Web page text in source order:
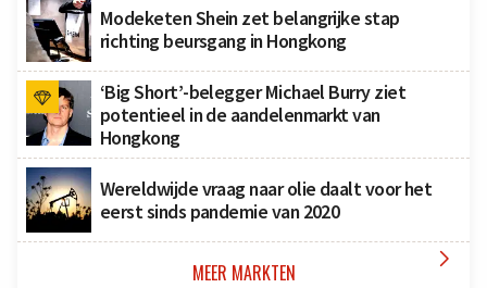
Modeketen Shein zet belangrijke stap
richting beursgang in Hongkong
‘Big Short’-belegger Michael Burry ziet
potentieel in de aandelenmarkt van
Hongkong
Wereldwijde vraag naar olie daalt voor het
eerst sinds pandemie van 2020
MEER MARKTEN 